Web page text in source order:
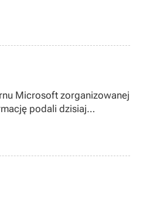
Microsoft zorganizowanej